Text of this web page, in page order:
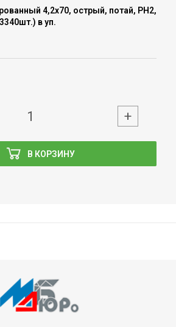
4,2х70, острый, потай, PH2,
в уп.
В КОРЗИНУ
+